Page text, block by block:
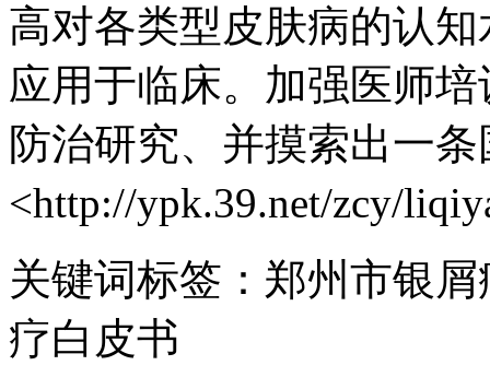
高对各类型皮肤病的认
应用于临床。加强医师
防治研究、并摸索出一
<http://ypk.39.net/zcy/
关键词标签：郑州市银
疗白皮书